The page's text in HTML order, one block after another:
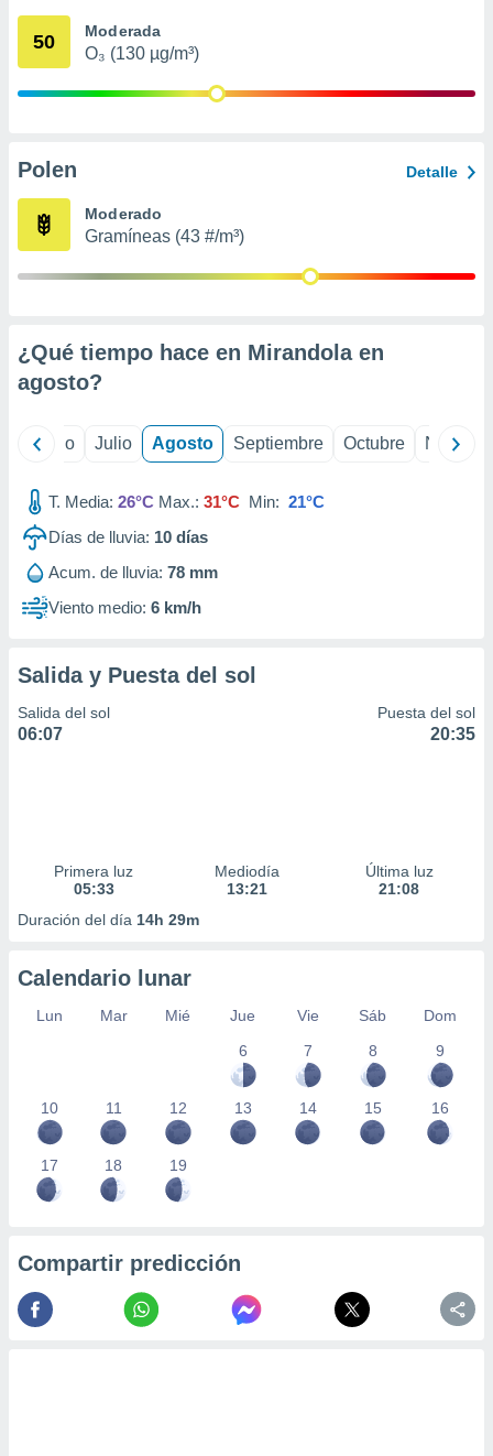
mediante
publicidad
de
50 Moderada
O₃ (130 µg/m³)
Polen Detalle
Moderado
Gramíneas (43 #/m³)
¿Qué tiempo hace en Mirandola en
agosto?
Junio Julio Agosto Septiembre Octubre
T. Media: 26°C Max.: 31°C Min: 21°C
Días de lluvia: 10 días
Acum. de lluvia: 78 mm
Viento medio: 6 km/h
Salida y Puesta del sol
Salida del sol
06:07
Puesta del sol
20:35
Primera luz
05:33
Mediodía
13:21
Última luz
21:08
Duración del día 14h 29m
Calendario lunar
Lun Mar Mié Jue Vie Sáb
Dom
6
7 8 9
10 11 12 13 14 15 16
17 18 19
Compartir predicción